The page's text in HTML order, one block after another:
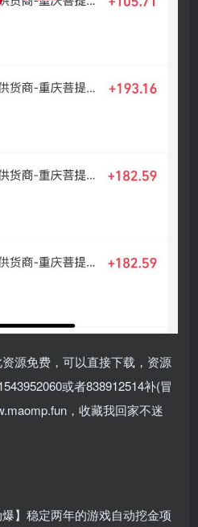
源免费，可以直接下载，资源
或者838912514补(冒
，收藏我回家不迷
】稳定两年的游戏自动挖金项